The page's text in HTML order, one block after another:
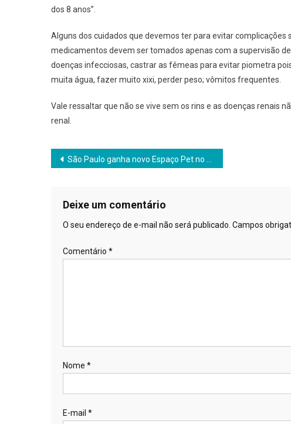
dos 8 anos”.
Alguns dos cuidados que devemos ter para evitar
medicamentos devem ser tomados apenas com a supervisão
doenças infecciosas, castrar as fêmeas para evitar piometra
muita água, fazer muito xixi, perder peso; vômitos frequentes.
Vale ressaltar que não se vive sem os rins e as doenças renais
renal.
Navegação
Post
São Paulo ganha novo Espaço Pet no Morumbi Town Shopping
Deixe um comentário
O seu endereço de e-mail não será publicado. Campos
Comentário *
Nome *
E-mail *